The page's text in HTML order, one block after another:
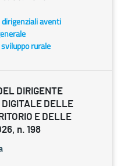
aventi
rurale
DIRIGENTE
DIGITALE DELLE
E DELLE
n. 198